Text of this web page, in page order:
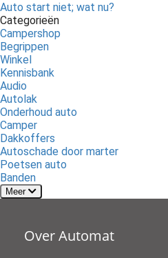
Auto start niet; wat nu?
Categorieën
Campershop
Begrippen
Winkel
Kennisbank
Audio
Autolak
Onderhoud auto
Camper
Dakkoffers
Autoschade door marter
Poetsen auto
Banden
Meer
Over Automat